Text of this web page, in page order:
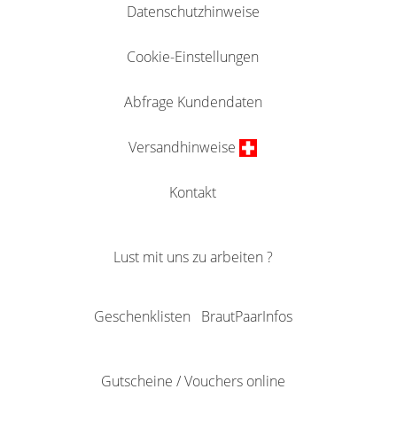
Datenschutzhinweise
Cookie-Einstellungen
Abfrage Kundendaten
Versandhinweise
Kontakt
Lust mit uns zu arbeiten ?
Geschenklisten BrautPaarInfos
Gutscheine / Vouchers online